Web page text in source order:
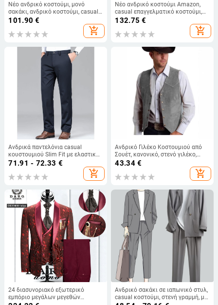
Νέο ανδρικό κοστούμι, μονό
σακάκι, ανδρικό κοστούμι, casual,
επαγγελματικό, στενό, ανδρικό
τελετών
101.90 €
add_shopping_cart
Νέο ανδρικό κοστούμι Amazon,
casual επαγγελματικό κοστούμι,
ανδρικό κοστούμι, βραδινό
132.75 €
add_shopping_cart
Ανδρικά παντελόνια casual
κουστουμιού Slim Fit με ελαστική
μέση, ύφασμα corduroy-linen
71.91 - 72.33 €
add_shopping_cart
Ανδρικό Γιλέκο Κοστουμιού από
Σουέτ, κανονικό, στενό γιλέκο,
Crossborder
43.34€
add_shopping_cart
24 διασυνοριακό εξωτερικό
εμπόριο μεγάλων μεγεθών
Ανδρικό σακάκι σε ιαπωνικό στυλ,
casual κοστούμι, στενή γραμμή, με